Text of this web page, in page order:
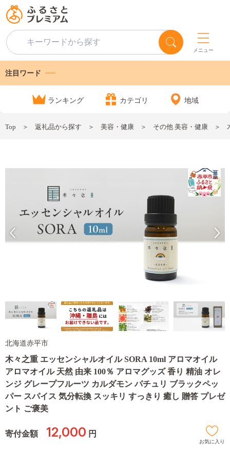
メニュー
注目ワード
ランキング カテゴリ 地域
Top 返礼品から探す 美容・健康 その他 美容・健康
北海道赤平市
木々之重 エッセンシャルオイル SORA 10ml アロマオイル
アロマオイル 天然 由来 100％ アロマグッズ 香り 精油 オレ
ンジ グレープフルーツ カルダモン パチュリ ブラックペッ
パー スパイス 気分転換 スッキリ すっきり 癒し 贈答 プレゼ
ント ご褒美
寄付金額 12,000 円
お気に入り